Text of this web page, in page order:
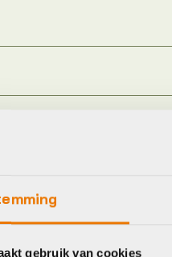
gebruik van cookies